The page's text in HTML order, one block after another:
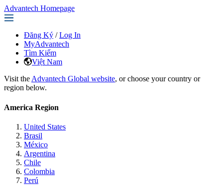
Advantech Homepage
Đăng Ký / Log In
MyAdvantech
Tìm Kiếm
Việt Nam
Visit the Advantech Global website, or choose your country or
region below.
America Region
United States
Brasil
México
Argentina
Chile
Colombia
Perú